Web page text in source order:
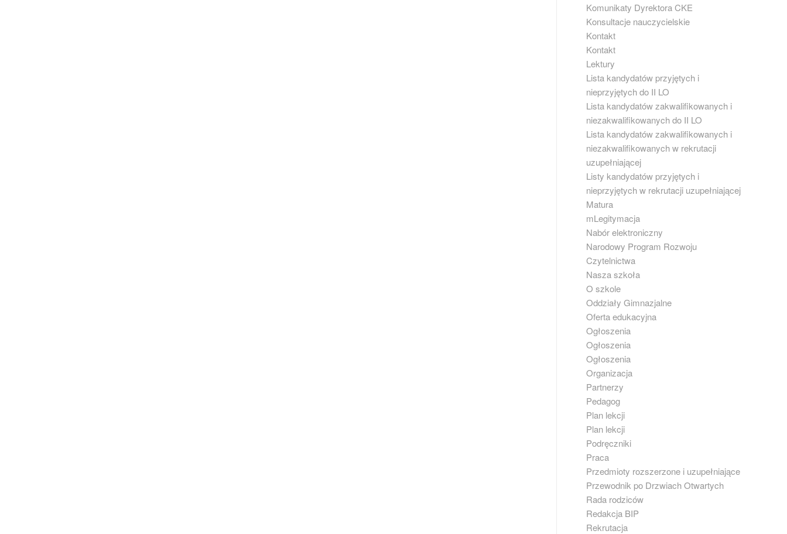
Komunikaty Dyrektora CKE
Konsultacje nauczycielskie
Kontakt
Kontakt
Lektury
Lista kandydatów przyjętych i
nieprzyjętych do II LO
Lista kandydatów zakwalifikowanych i
niezakwalifikowanych do II LO
Lista kandydatów zakwalifikowanych i
niezakwalifikowanych w rekrutacji
uzupełniającej
Listy kandydatów przyjętych i
nieprzyjętych w rekrutacji uzupełniającej
Matura
mLegitymacja
Nabór elektroniczny
Narodowy Program Rozwoju
Czytelnictwa
Nasza szkoła
O szkole
Oddziały Gimnazjalne
Oferta edukacyjna
Ogłoszenia
Ogłoszenia
Ogłoszenia
Organizacja
Partnerzy
Pedagog
Plan lekcji
Plan lekcji
Podręczniki
Praca
Przedmioty rozszerzone i uzupełniające
Przewodnik po Drzwiach Otwartych
Rada rodziców
Redakcja BIP
Rekrutacja